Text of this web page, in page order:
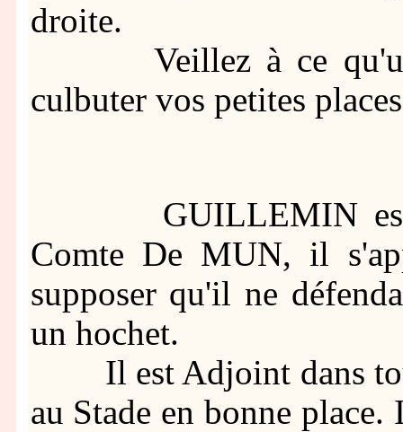
droite.
Veillez à ce qu'un
culbuter vos petites
GUILLEMIN est
Comte De MUN, il
supposer qu'il ne
un hochet.
Il est Adjoint dans
au Stade en bonne